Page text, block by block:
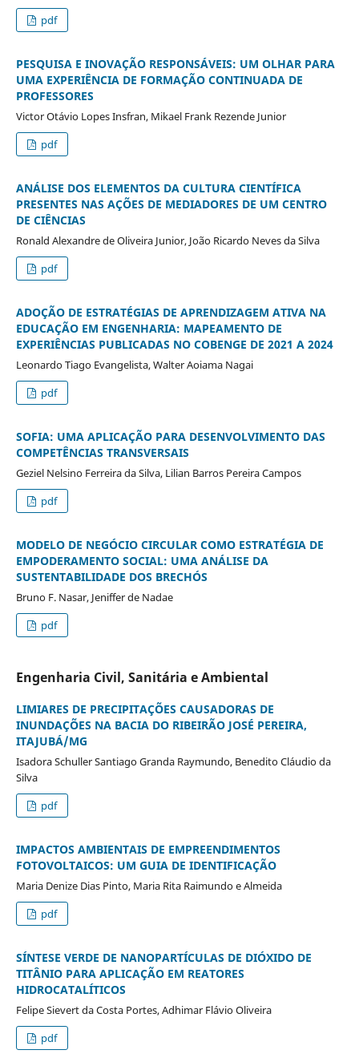
pdf
PESQUISA E INOVAÇÃO RESPONSÁVEIS: UM OLHAR PARA
UMA EXPERIÊNCIA DE FORMAÇÃO CONTINUADA DE
PROFESSORES
Victor Otávio Lopes Insfran, Mikael Frank Rezende Junior
pdf
ANÁLISE DOS ELEMENTOS DA CULTURA CIENTÍFICA
PRESENTES NAS AÇÕES DE MEDIADORES DE UM CENTRO
DE CIÊNCIAS
Ronald Alexandre de Oliveira Junior, João Ricardo Neves da Silva
pdf
ADOÇÃO DE ESTRATÉGIAS DE APRENDIZAGEM ATIVA NA
EDUCAÇÃO EM ENGENHARIA: MAPEAMENTO DE
EXPERIÊNCIAS PUBLICADAS NO COBENGE DE 2021 A 2024
Leonardo Tiago Evangelista, Walter Aoiama Nagai
pdf
SOFIA: UMA APLICAÇÃO PARA DESENVOLVIMENTO DAS
COMPETÊNCIAS TRANSVERSAIS
Geziel Nelsino Ferreira da Silva, Lilian Barros Pereira Campos
pdf
MODELO DE NEGÓCIO CIRCULAR COMO ESTRATÉGIA DE
EMPODERAMENTO SOCIAL: UMA ANÁLISE DA
SUSTENTABILIDADE DOS BRECHÓS
Bruno F. Nasar, Jeniffer de Nadae
pdf
Engenharia Civil, Sanitária e Ambiental
LIMIARES DE PRECIPITAÇÕES CAUSADORAS DE
INUNDAÇÕES NA BACIA DO RIBEIRÃO JOSÉ PEREIRA,
ITAJUBÁ/MG
Isadora Schuller Santiago Granda Raymundo, Benedito Cláudio da
Silva
pdf
IMPACTOS AMBIENTAIS DE EMPREENDIMENTOS
FOTOVOLTAICOS: UM GUIA DE IDENTIFICAÇÃO
Maria Denize Dias Pinto, Maria Rita Raimundo e Almeida
pdf
SÍNTESE VERDE DE NANOPARTÍCULAS DE DIÓXIDO DE
TITÂNIO PARA APLICAÇÃO EM REATORES
HIDROCATALÍTICOS
Felipe Sievert da Costa Portes, Adhimar Flávio Oliveira
pdf